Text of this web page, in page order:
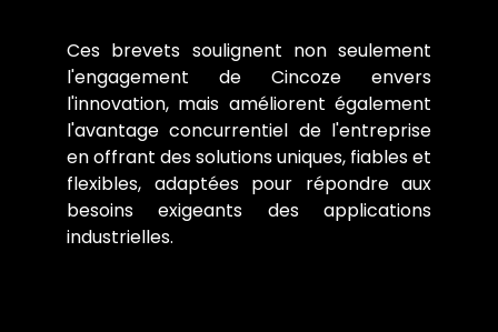
Ces brevets soulignent non seulement
l'engagement de Cincoze envers
l'innovation, mais améliorent également
l'avantage concurrentiel de l'entreprise
en offrant des solutions uniques, fiables et
flexibles, adaptées pour répondre aux
besoins exigeants des applications
industrielles.